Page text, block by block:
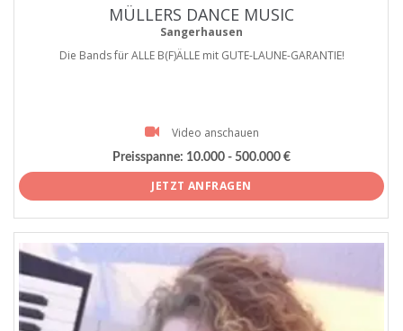
MÜLLERS DANCE MUSIC
Sangerhausen
Die Bands für ALLE B(F)ÄLLE mit GUTE-LAUNE-GARANTIE!
Video anschauen
Preisspanne: 10.000 - 500.000 €
JETZT ANFRAGEN